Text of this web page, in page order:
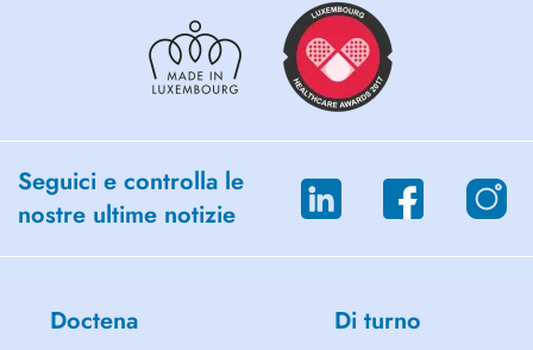
Seguici e controlla le
nostre ultime notizie
Doctena Di turno